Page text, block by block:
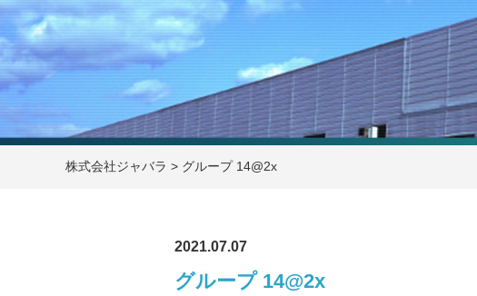
株式会社ジャバラ > グループ 14@2x
2021.07.07
グループ 14@2x